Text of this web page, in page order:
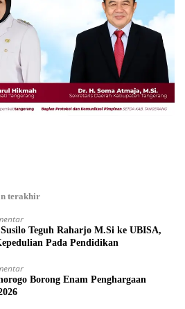
terakhir
Teguh Raharjo M.Si ke UBISA,
Pada Pendidikan
Borong Enam Penghargaan